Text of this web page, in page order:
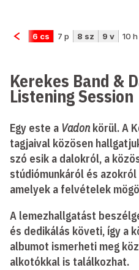
Kerekes Band &
Listening Session
Egy este a Vadon körül. A
tagjaival közösen
szó esik a dalokról, a
stúdiómunkáról és
amelyek a felvételek
A lemezhallgatást
és dedikálás követi, így a
albumot ismerheti meg
alkotókkal is találkozhat.